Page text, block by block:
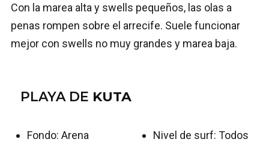
Con la marea alta y swells pequeños, las olas a
penas rompen sobre el arrecife. Suele funcionar
mejor con swells no muy grandes y marea baja.
PLAYA DE KUTA
Fondo: Arena
Nivel de surf: Todos